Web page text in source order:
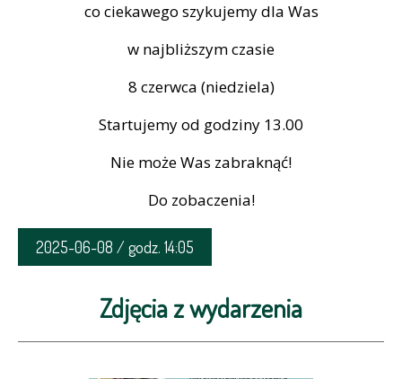
co ciekawego szykujemy dla Was
w najbliższym czasie
8 czerwca (niedziela)
Startujemy od godziny 13.00
Nie może Was zabraknąć!
Do zobaczenia!
2025-06-08 / godz. 14:05
Zdjęcia z wydarzenia